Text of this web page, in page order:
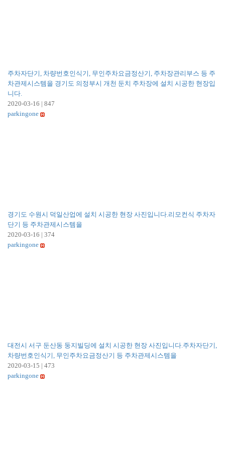
주차자단기, 차량번호인식기, 무인주차요금정산기, 주차장관리부스 등 주
차관제시스템을 경기도 의정부시 개천 둔치 주차장에 설치 시공한 현장입
니다.
2020-03-16 | 847
parkingone
경기도 수원시 덕일산업에 설치 시공한 현장 사진입니다.리모컨식 주차자
단기 등 주차관제시스템을
2020-03-16 | 374
parkingone
대전시 서구 둔산동 둥지빌딩에 설치 시공한 현장 사진입니다.주차자단기,
차량번호인식기, 무인주차요금정산기 등 주차관제시스템을
2020-03-15 | 473
parkingone